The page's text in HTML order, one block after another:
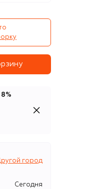
город
Сегодня